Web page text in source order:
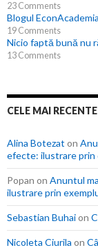
23 Comments
Blogul
19 Comments
Nicio faptă bună nu
13 Comments
CELE MAI
Alina Botezat on
efecte: ilustrare prin
Popan on Anuntul
ilustrare prin
Sebastian Buhaion
Nicoleta Ciurila on